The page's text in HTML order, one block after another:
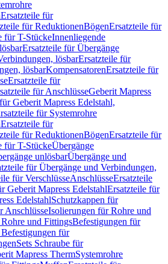
Ersatzteile für
für ReduktionenBögenErsatzteile für
für T-StückeInnenliegende
Ersatzteile für Übergänge
lösbarErsatzteile für
lösbarKompensatorenErsatzteile für
Ersatzteile für
für AnschlüsseGeberit Mapress
Geberit Mapress Edelstahl,
für Systemrohre
Ersatzteile für
für ReduktionenBögenErsatzteile für
für T-StückeÜbergänge
unlösbarÜbergänge und
für Übergänge und Verbindungen,
für VerschlüsseAnschlüsseErsatzteile
Geberit Mapress EdelstahlErsatzteile für
EdelstahlSchutzkappen für
AnschlüsseIsolierungen für Rohre und
und FittingsBefestigungen für
für
Sets Schraube für
Mapress ThermSystemrohre